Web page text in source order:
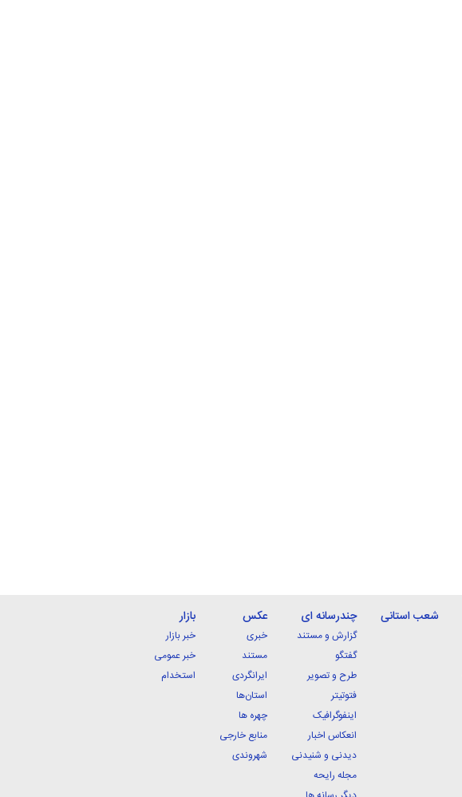
شعب استانی چندرسانه ای
گزارش و مستند
گفتگو
طرح و تصویر
فتوتیتر
اینفوگرافیک
انعکاس اخبار
دیدنی و شنیدنی
مجله رایحه
عکس
خبری
مستند
ایرانگردی
استان‌ها
چهره ها
منابع خارجی
شهروندی
بازار
خبر بازار
خبر عمومی
استخدام